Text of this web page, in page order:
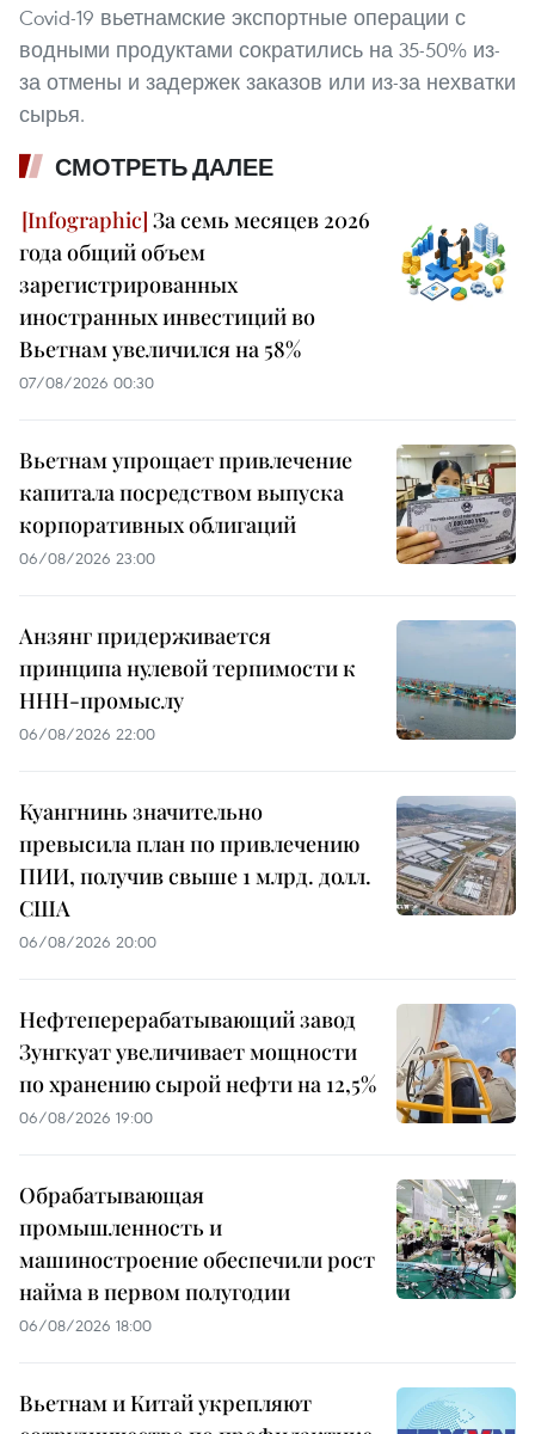
Covid-19 вьетнамские экспортные операции с
водными продуктами сократились на 35-50% из-
за отмены и задержек заказов или из-за нехватки
сырья.
СМОТРЕТЬ ДАЛЕЕ
За семь месяцев 2026
года общий объем
зарегистрированных
иностранных инвестиций во
Вьетнам увеличился на 58%
07/08/2026 00:30
Вьетнам упрощает привлечение
капитала посредством выпуска
корпоративных облигаций
06/08/2026 23:00
Анзянг придерживается
принципа нулевой терпимости к
ННН-промыслу
06/08/2026 22:00
Куангнинь значительно
превысила план по привлечению
ПИИ, получив свыше 1 млрд. долл.
США
06/08/2026 20:00
Нефтеперерабатывающий завод
Зунгкуат увеличивает мощности
по хранению сырой нефти на 12,5%
06/08/2026 19:00
Обрабатывающая
промышленность и
машиностроение обеспечили рост
найма в первом полугодии
06/08/2026 18:00
Вьетнам и Китай укрепляют